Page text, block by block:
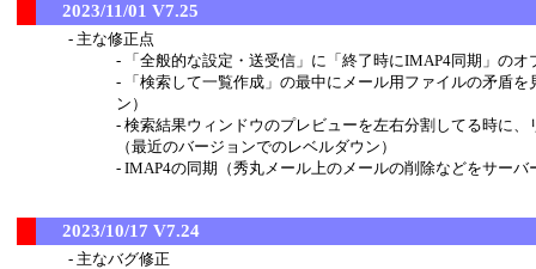
2023/11/01 V7.25
主な修正点
「全般的な設定・送受信」に「終了時にIMAP4同期」の
「検索して一覧作成」の最中にメール用ファイルの矛盾
ン）
検索結果ウィンドウのプレビューを左右分割してる時に
（最近のバージョンでのレベルダウン）
IMAP4の同期（秀丸メール上のメールの削除などをサー
2023/10/17 V7.24
主なバグ修正